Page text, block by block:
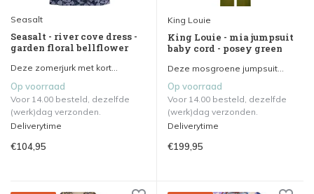
Seasalt
Seasalt - river cove dress -
garden floral bellflower
Deze zomerjurk met kort...
Op voorraad
Voor 14.00 besteld, dezelfde
(werk)dag verzonden.
Deliverytime
€104,95
King Louie
King Louie - mia jumpsuit
baby cord - posey green
Deze mosgroene jumpsuit...
Op voorraad
Voor 14.00 besteld, dezelfde
(werk)dag verzonden.
Deliverytime
€199,95